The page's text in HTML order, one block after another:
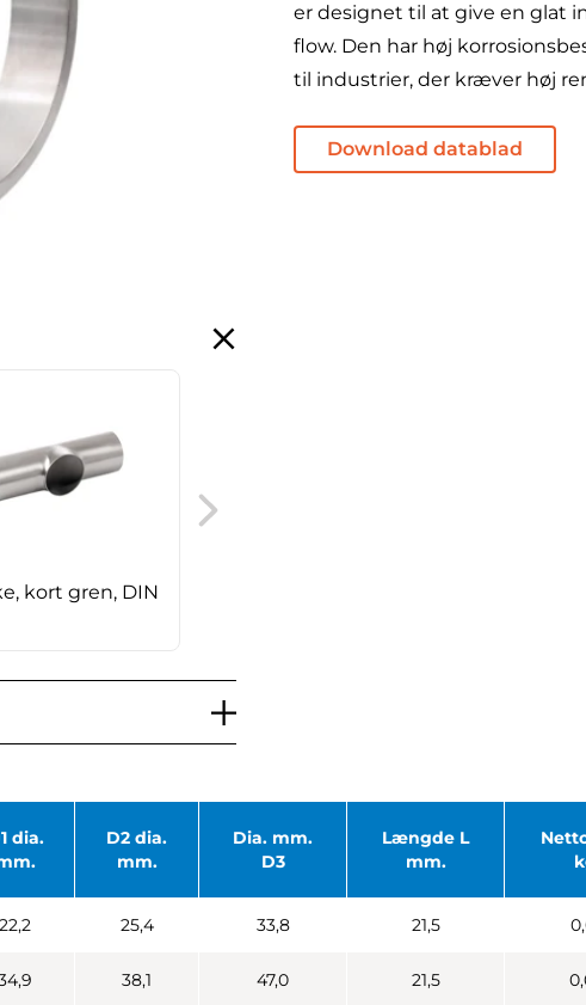
kort gren, DIN
er designet til at give en glat
flow. Den har høj
til industrier, der kræver høj
Download datablad
dia.
D2 dia.
mm.
Dia. mm.
D3
Længde L
mm.
22,2 25,4 33,8 21,5
38,1 47,0 21,5